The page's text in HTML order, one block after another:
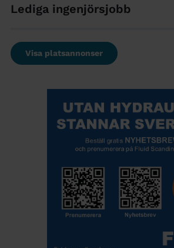
Lediga ingenjörsjobb
Visa platsannonser